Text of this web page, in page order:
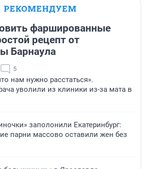
РЕКОМЕНДУЕМ
фаршированные
рецепт от
Барнаула
5
нам нужно расстаться».
уволили из клиники из-за мата в
заполонили Екатеринбург:
парни массово оставили жен без